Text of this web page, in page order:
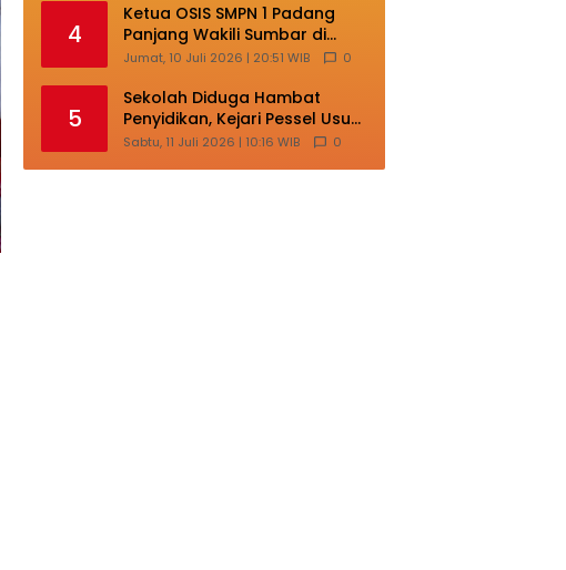
4
Ketua OSIS SMPN 1 Padang
Panjang Wakili Sumbar di
Ajang Nasional Bintang Sobat
Jumat, 10 Juli 2026 | 20:51 WIB 0
5
Sekolah Diduga Hambat
Penyidikan, Kejari Pessel Usut
Dugaan Pungli SMAN 3 Painan
Sabtu, 11 Juli 2026 | 10:16 WIB 0